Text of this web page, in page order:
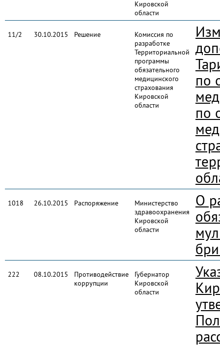
Кировской
области
11/2 30.10.2015 Решение
Комиссия по
разработке
Территориальной
программы
обязательного
медицинского
страхования
Кировской
области
по
по
1018 26.10.2015 Распоряжение
Министерство
здравоохранения
Кировской
области
О
222 08.10.2015
Противодействие
коррупции
Губернатор
Кировской
области